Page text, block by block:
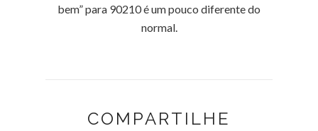
bem” para 90210 é um pouco diferente do
normal.
COMPARTILHE